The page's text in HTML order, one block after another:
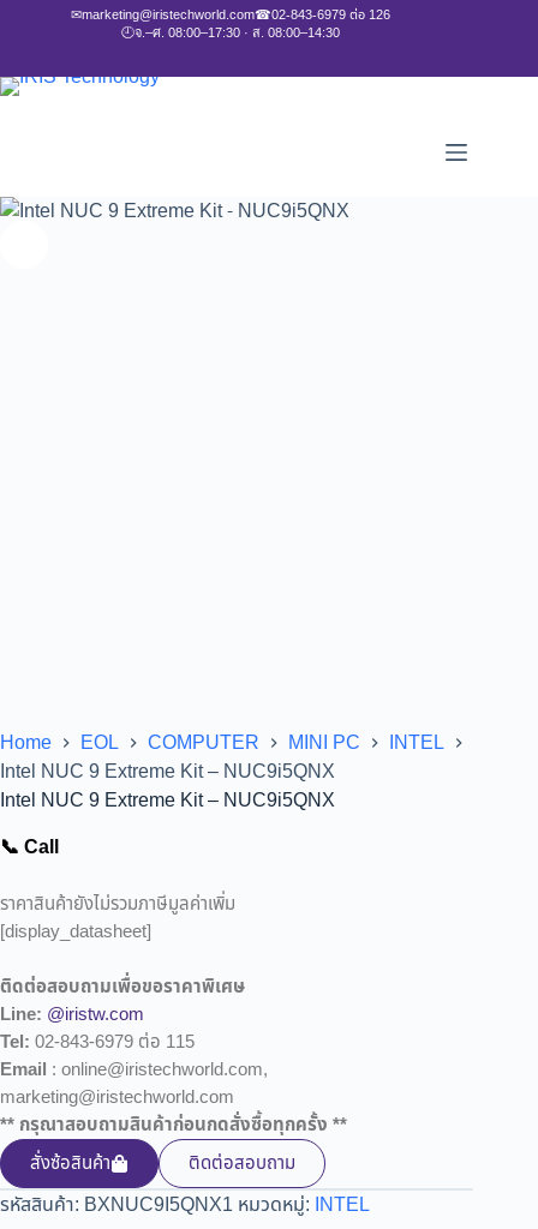
✉marketing@iristechworld.com☎02-843-6979 ต่อ 126
🕘จ.–ศ. 08:00–17:30 · ส. 08:00–14:30
Home EOL COMPUTER MINI PC
INTEL
Intel NUC 9 Extreme Kit – NUC9i5QNX
Intel NUC 9 Extreme Kit – NUC9i5QNX
📞 Call
ราคาสินค้ายังไม่รวมภาษีมูลค่าเพิ่ม
[display_datasheet]
ติดต่อสอบถามเพื่อขอราคาพิเศษ
Line: @iristw.com
Tel: 02-843-6979 ต่อ 115
Email : online@iristechworld.com,
marketing@iristechworld.com
** กรุณาสอบถามสินค้าก่อนกดสั่งซื้อทุกครั้ง **
สั่งซ้อสินค้า
ติดต่อสอบถาม
รหัสสินค้า: BXNUC9I5QNX1 หมวดหมู่: INTEL